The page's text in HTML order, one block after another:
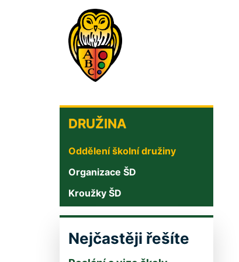
DRUŽINA
DRUŽINA
Oddělení školní družiny
Organizace ŠD
Kroužky ŠD
Nejčastěji řešíte